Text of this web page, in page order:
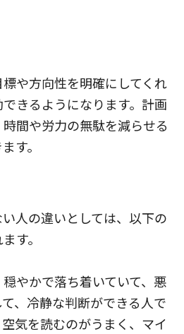
や方向性を明確にしてくれ
きるようになります。計画
間や労力の無駄を減らせる
す。
人の違いとしては、以下の
す。
やかで落ち着いていて、悪
、冷静な判断ができる人で
気を読むのがうまく、マイ